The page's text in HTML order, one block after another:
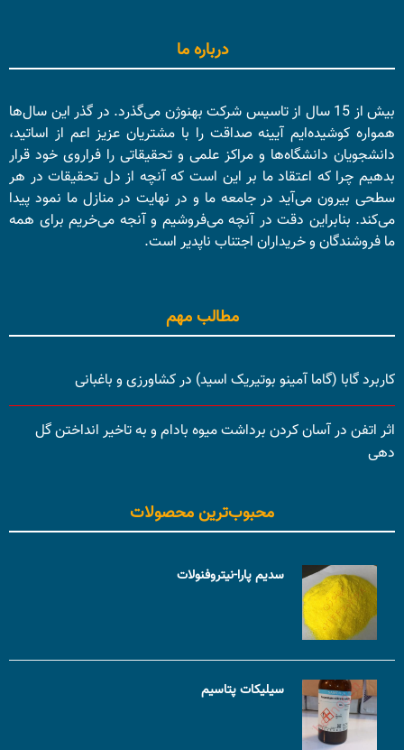
درباره ما
بیش از 15 سال از تاسیس شرکت بهنوژن می‌گذرد. در گذر این سال‌ها
همواره کوشیده‌ایم آیینه صداقت را با مشتریان عزیز اعم از اساتید،
دانشجویان دانشگاه‌ها و مراکز علمی و تحقیقاتی را فراروی خود قرار
بدهیم چرا که اعتقاد ما بر این است که آنچه از دل تحقیقات در هر
سطحی بیرون می‌آید در جامعه ما و در نهایت در منازل ما نمود پیدا
می‌کند. بنابراین دقت در آنچه می‌فروشیم و آنجه می‌خریم برای همه
ما فروشندگان و خریداران اجتناب ناپدیر است.
مطالب مهم
کاربرد گابا (گاما آمینو بوتیریک اسید) در کشاورزی و باغبانی
اثر اتفن در آسان کردن برداشت میوه بادام و به تاخیر انداختن گل
دهی
محبوب‌ترین محصولات
سدیم پارا-نیتروفنولات
سیلیکات پتاسیم